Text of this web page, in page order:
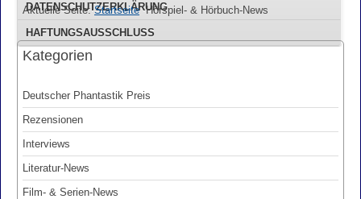
DATENSCHUTZERKLÄRUNG
HAFTUNGSAUSSCHLUSS
Aktuelle Seite:Startseite Hörspiel- & Hörbuch-News
Kategorien
Deutscher Phantastik Preis
Rezensionen
Interviews
Literatur-News
Film- & Serien-News